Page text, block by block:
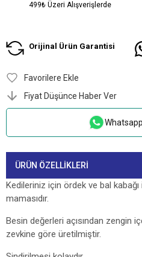
499₺ Üzeri Alışverişlerde
Orijinal Ürün Garantisi
Favorilere Ekle
Fiyat Düşünce Haber Ver
ÜRÜN ÖZELLIKLERI
Kedileriniz için ördek ve bal
mamasıdır.
Besin değerleri açısından zengin
zevkine göre üretilmiştir.